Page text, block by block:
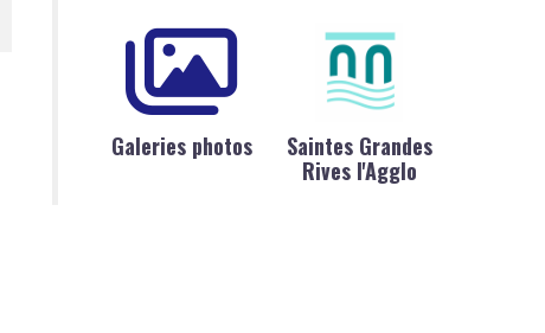
Galeries photos
Saintes Grandes
Rives l'Agglo